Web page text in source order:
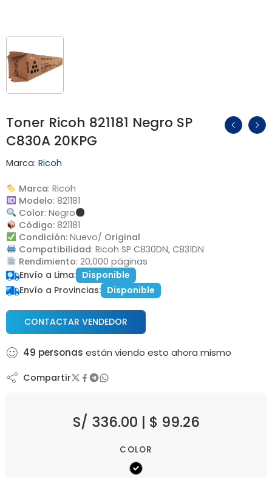
Toner Ricoh 821181 Negro SP
C830A 20KPG
Marca: Ricoh
Marca: Ricoh
Modelo: 821181
Color: Negro
Código:821181
Condición: Nuevo/ Original
Compatibilidad: Ricoh SP C830DN, C831DN
Rendimiento: 20,000 páginas
Envío a Lima: Disponible
Envío a Provincias: Disponible
CONTACTAR VENDEDOR
49 personas están viendo esto ahora mismo
Compartir
S/ 336.00 | $ 99.26
COLOR